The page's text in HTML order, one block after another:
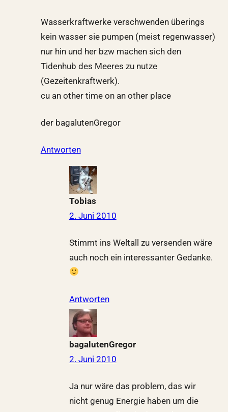
Wasserkraftwerke verschwenden überings
kein wasser sie pumpen (meist regenwasser)
nur hin und her bzw machen sich den
Tidenhub des Meeres zu nutze
(Gezeitenkraftwerk).
cu an other time on an other place
der bagalutenGregor
Antworten
Tobias
2. Juni 2010
Stimmt ins Weltall zu versenden wäre
auch noch ein interessanter Gedanke.
Antworten
bagalutenGregor
2. Juni 2010
Ja nur wäre das problem, das wir
nicht genug Energie haben um die